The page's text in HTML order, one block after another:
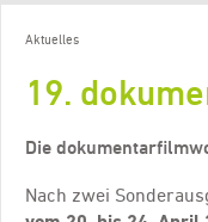
Aktuelles
19.
Die
Nach zwei